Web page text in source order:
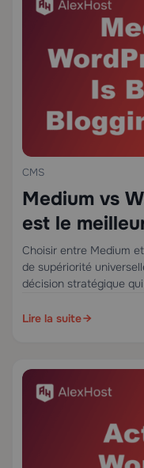
CMS
Medium vs
est le
2025 ?
Choisir entre Medium
de supériorité
décision stratégique
l'audience et de…
Lire la suite